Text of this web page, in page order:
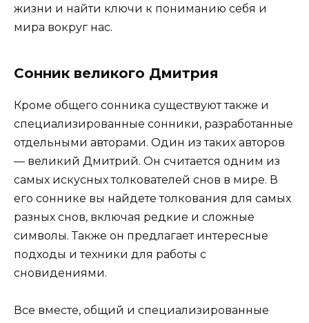
жизни и найти ключи к пониманию себя и
мира вокруг нас.
Сонник великого Дмитрия
Кроме общего сонника существуют также и
специализированные сонники, разработанные
отдельными авторами. Один из таких авторов
— великий Дмитрий. Он считается одним из
самых искусных толкователей снов в мире. В
его соннике вы найдете толкования для самых
разных снов, включая редкие и сложные
символы. Также он предлагает интересные
подходы и техники для работы с
сновидениями.
Все вместе, общий и специализированные